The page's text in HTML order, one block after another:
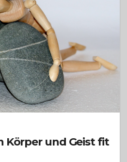
Körper und Geist fit